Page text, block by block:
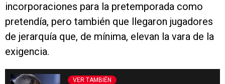
incorporaciones para la pretemporada como
pretendía, pero también que llegaron jugadores
de jerarquía que, de mínima, elevan la vara de la
exigencia.
VER TAMBIÉN